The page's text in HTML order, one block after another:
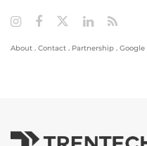
About . Contact . Partnership . Google